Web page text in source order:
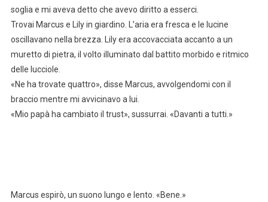
soglia e mi aveva detto che avevo diritto a esserci.
Trovai Marcus e Lily in giardino. L’aria era fresca e le lucine
oscillavano nella brezza. Lily era accovacciata accanto a un
muretto di pietra, il volto illuminato dal battito morbido e ritmico
delle lucciole.
«Ne ha trovate quattro», disse Marcus, avvolgendomi con il
braccio mentre mi avvicinavo a lui.
«Mio papà ha cambiato il trust», sussurrai. «Davanti a tutti.»
Marcus espirò, un suono lungo e lento. «Bene.»